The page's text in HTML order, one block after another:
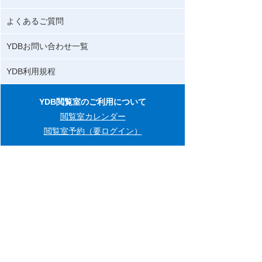
よくあるご質問
YDBお問い合わせ一覧
YDB利用規程
YDB閲覧室のご利用について
閲覧室カレンダー
閲覧室予約（要ログイン）